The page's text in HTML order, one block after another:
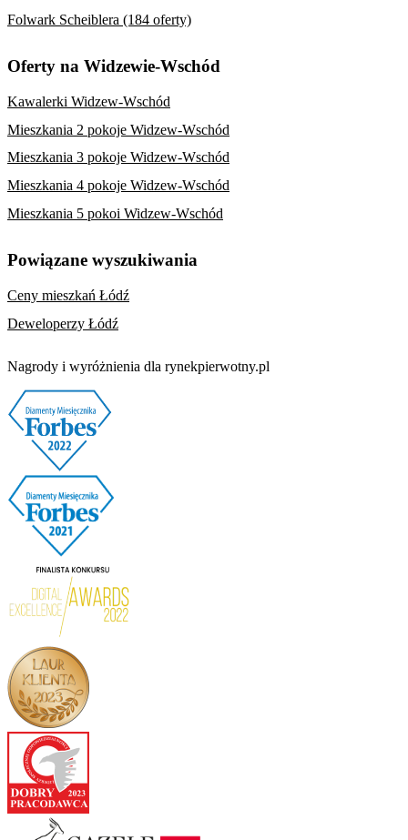
Folwark Scheiblera (184 oferty)
Oferty na Widzewie-Wschód
Kawalerki Widzew-Wschód
Mieszkania 2 pokoje Widzew-Wschód
Mieszkania 3 pokoje Widzew-Wschód
Mieszkania 4 pokoje Widzew-Wschód
Mieszkania 5 pokoi Widzew-Wschód
Powiązane wyszukiwania
Ceny mieszkań Łódź
Deweloperzy Łódź
Nagrody i wyróżnienia dla rynekpierwotny.pl